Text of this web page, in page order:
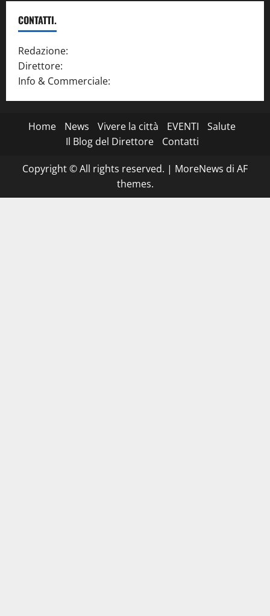
CONTATTI.
Redazione:
Direttore:
Info & Commerciale:
Home News Vivere la città EVENTI
Salute
Il Blog del Direttore
Contatti
Copyright © All rights reserved. | MoreNews di AF
themes.